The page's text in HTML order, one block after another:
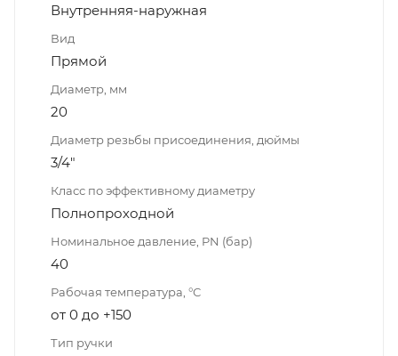
Внутренняя-наружная
Вид
Прямой
Диаметр, мм
20
Диаметр резьбы присоединения, дюймы
3/4"
Класс по эффективному диаметру
Полнопроходной
Номинальное давление, PN (бар)
40
Рабочая температура, °С
от 0 до +150
Тип ручки